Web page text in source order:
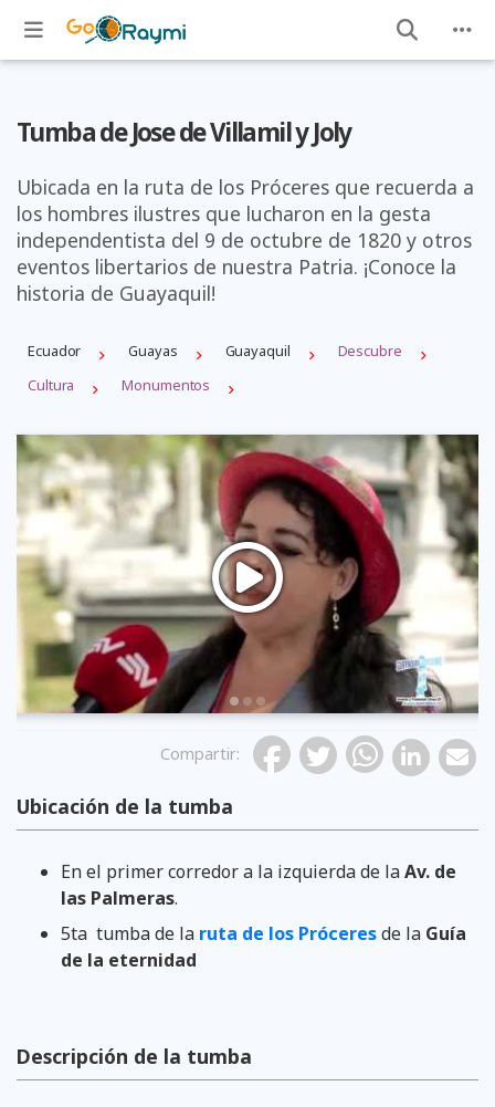
Tumba de Jose de Villamil y Joly
Ubicada en la ruta de los Próceres que recuerda a
los hombres ilustres que lucharon en la gesta
independentista del 9 de octubre de 1820 y otros
eventos libertarios de nuestra Patria. ¡Conoce la
historia de Guayaquil!
Ecuador Guayas Guayaquil
Descubre
Cultura
Monumentos
Previous
Compartir:
Ubicación de la tumba
En el primer corredor a la izquierda de laAv. de
las Palmeras.
5ta tumba de la ruta de los Próceresde la Guía
de la eternidad
Descripción de la tumba